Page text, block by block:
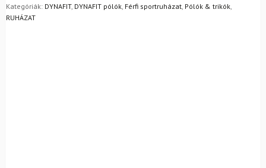
Mik a visszaküldés feltételei?
Kategóriák: DYNAFIT, DYNAFIT pólók Férfi sportruházat Pólók & trikók
RUHÁZAT